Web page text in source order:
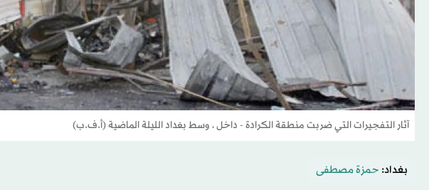
آثار التفجيرات التي ضربت منطقة الكرادة - داخل ، وسط بغداد الليلة الماضية (أ.ف.ب)
بغداد: حمزة مصطفى